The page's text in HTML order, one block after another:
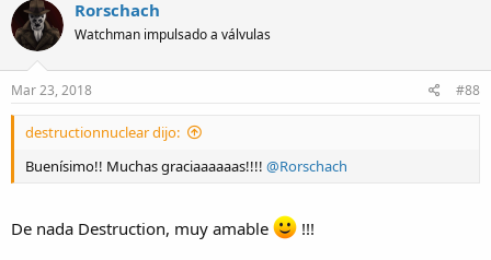
t
i
o
n
s
Rorschach
Watchman impulsado a válvulas
Mar 23, 2018 #88
destructionnuclear dijo:
Buenísimo!! Muchas graciaaaaaas!!!! @Rorschach
De nada Destruction, muy amable !!!